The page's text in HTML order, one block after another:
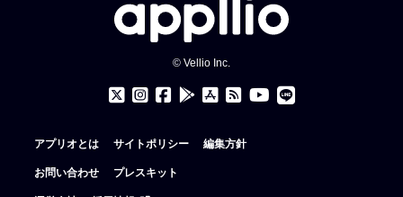
© Vellio Inc.
アプリオとは サイトポリシー 編集方針
お問い合わせ プレスキット